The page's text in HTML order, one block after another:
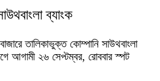
ব্যাংক
তালিকাভুক্ত কোম্পানি সাউথবাংলা
আগামী ২৬ সেপ্টম্বর, রোববার স্পট